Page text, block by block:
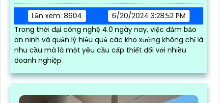
Lần xem: 8604
6/20/2024 3:28:52 PM
Trong thời đại công nghệ 4.0 ngày nay, việc đảm bảo
an ninh và quản lý hiệu quả các kho xưởng không chỉ là
nhu cầu mà là một yêu cầu cấp thiết đối với nhiều
doanh nghiệp.